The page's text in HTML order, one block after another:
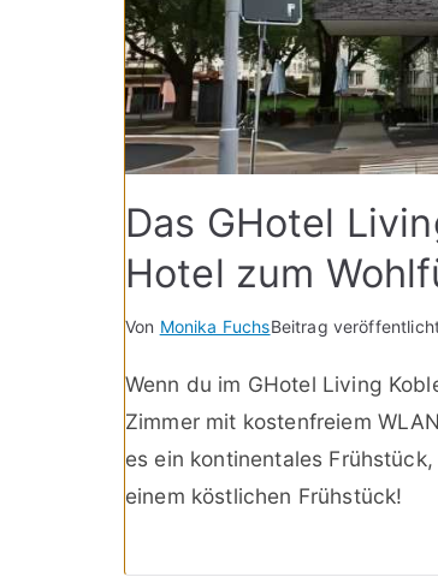
Das GHotel
Hotel zum
Von Monika FuchsBeitrag
Wenn du im GHotel Living
Zimmer mit kostenfreiem
es ein kontinentales
einem köstlichen Frühstück!